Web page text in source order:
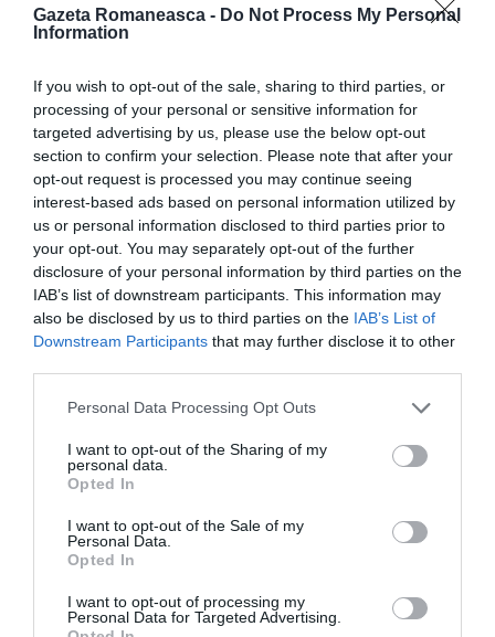
Gazeta Romaneasca - Do Not Process My Personal
Information
If you wish to opt-out of the sale, sharing to third parties, or
processing of your personal or sensitive information for
targeted advertising by us, please use the below opt-out
section to confirm your selection. Please note that after your
opt-out request is processed you may continue seeing
interest-based ads based on personal information utilized by
us or personal information disclosed to third parties prior to
your opt-out. You may separately opt-out of the further
disclosure of your personal information by third parties on the
IAB’s list of downstream participants. This information may
also be disclosed by us to third parties on the IAB’s List of
Downstream Participants that may further disclose it to other
Personal Data Processing Opt Outs
I want to opt-out of the Sharing of my
personal data.
Opted In
I want to opt-out of the Sale of my
Personal Data.
Opted In
I want to opt-out of processing my
Personal Data for Targeted Advertising.
Proiectul „O Casă pentru Fiecare Tânăr” a primit votul
Consiliului Local Bacău pe data de 23 decembrie
2019, când au fost aprobate:
– Regulamentul privind atribuirea gratuită a
suprafeţelor de teren pentru construirea de locuinţe;
– Trecerea din domeniul public în domeniul privat a
suprafeţei de 42 de hectare care va fi lotizată (teren
situat pe str. Poligonului);
– Sumele necesare pentru întocmirea Planului
Urbanistic Zonal care va reglementa dezvoltarea
urbanistică a viitorului cartier.
Pentru acest proiect autoritatea locală oferă
GRATUIT:
– 42 de hectare de teren pe strada Poligonului care